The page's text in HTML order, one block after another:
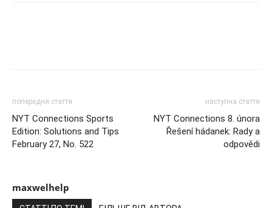
попередня стаття
NYT Connections Sports
Edition: Solutions and Tips
February 27, No. 522
наступна стаття
NYT Connections 8. února
Řešení hádanek: Rady a
odpovědi
maxwelhelp